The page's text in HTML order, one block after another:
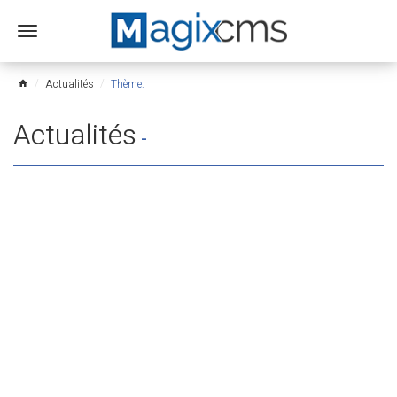
Ouvrir
menu
home Actualités Thème:
Actualités -